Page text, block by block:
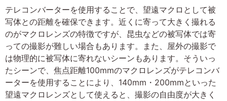
テレコンバーターを使用することで、望遠マクロとして被
写体との距離を確保できます。近くに寄って大きく撮れる
のがマクロレンズの特徴ですが、昆虫などの被写体では寄
っての撮影が難しい場合もあります。また、屋外の撮影で
は物理的に被写体に寄れないシーンもあります。そういっ
たシーンで、焦点距離100mmのマクロレンズがテレコンバ
ーターを使用することにより、140mm・200mmといった
望遠マクロレンズとして使えると、撮影の自由度が大きく